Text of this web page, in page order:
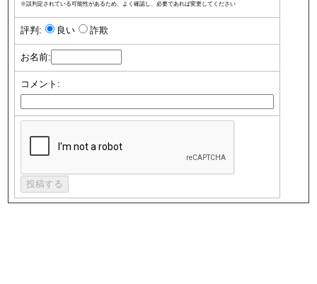
※誤判定されている可能性があるため、よく確認し、必要であれば変更してください
評判: 良い 詐欺
お名前:
コメント: